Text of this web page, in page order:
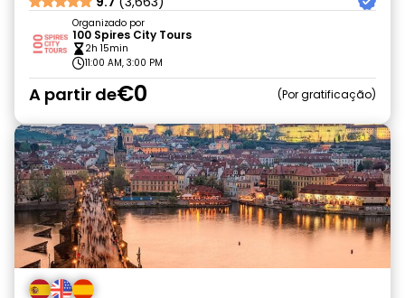
Organizado por
100 Spires City Tours
2h 15min
11:00 AM, 3:00 PM
A partir de€0 Por gratificação